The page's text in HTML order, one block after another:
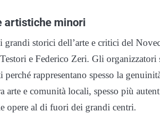
artistiche minori
grandi storici dell’arte e critici del
e Federico Zeri. Gli
rappresentano spesso la
arte e comunità locali, spesso più
opere al di fuori dei grandi centri.